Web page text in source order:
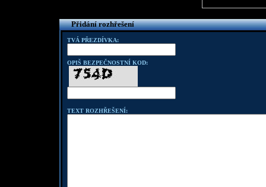
Přidání rozhřešení
TVÁ PŘEZDÍVKA:
OPIŠ BEZPEČNOSTNÍ KOD:
TEXT ROZHŘEŠENÍ: